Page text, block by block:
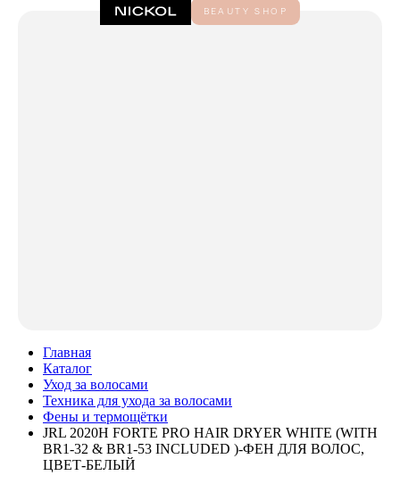
Главная
Каталог
Уход за волосами
Техника для ухода за волосами
Фены и термощётки
JRL 2020H FORTE PRO HAIR DRYER WHITE (WITH
BR1-32 & BR1-53 INCLUDED )-ФЕН ДЛЯ ВОЛОС,
ЦВЕТ-БЕЛЫЙ